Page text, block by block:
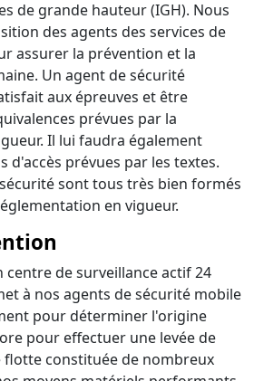
de grande hauteur (IGH). Nous
des agents des services de
assurer la prévention et la
Un agent de sécurité
aux épreuves et être
prévues par la
Il lui faudra également
d'accès prévues par les textes.
sont tous très bien formés
en vigueur.
centre de surveillance actif 24
à nos agents de sécurité mobile
pour déterminer l'origine
pour effectuer une levée de
flotte constituée de nombreux